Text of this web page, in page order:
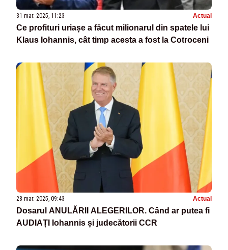
31 mar. 2025, 11:23 Actual
Ce profituri uriașe a făcut milionarul din spatele lui
Klaus Iohannis, cât timp acesta a fost la Cotroceni
28 mar. 2025, 09:43 Actual
Dosarul ANULĂRII ALEGERILOR. Când ar putea fi
AUDIAȚI Iohannis și judecătorii CCR